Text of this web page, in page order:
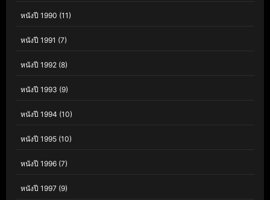
หนังปี 1990 (11)
หนังปี 1991 (7)
หนังปี 1992 (8)
หนังปี 1993 (9)
หนังปี 1994 (10)
หนังปี 1995 (10)
หนังปี 1996 (7)
หนังปี 1997 (9)